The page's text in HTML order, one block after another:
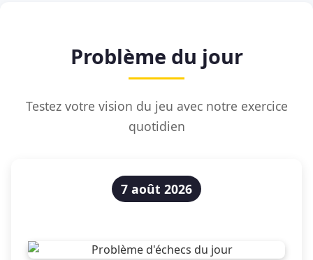
Problème du jour
Testez votre vision du jeu avec notre exercice
quotidien
7 août 2026